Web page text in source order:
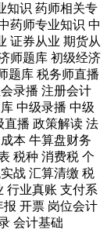
知识 药师相关专
药师专业知识 中
证券从业 期货从
师题库 初级经济
题库 税务师直播
录播 注册会计
中级录播 中级
直播 政策解读 法
成本 牛算盘财务
税种 消费税 个
战 汇算清缴 税
行业真账 支付系
报 开票 岗位会计
会计基础